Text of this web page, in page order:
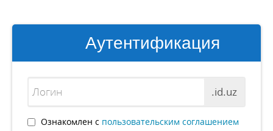
Аутентификация
.id.uz
Ознакомлен с пользовательским соглашением